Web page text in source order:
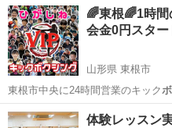
山形 酒田市 その他 ボ
🌈東根🌈1時
会金0円スタ
山形県 東根市
東根市中央に24時間営業のキック
店の山形店、…
山形 東根市 スポーツ
体験レッスン